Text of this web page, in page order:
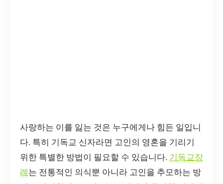
사랑하는 이를 잃는 것은 누구에게나 힘든 일입니
다. 특히 기독교 신자라면 고인의 영혼을 기리기
위한 특별한 방법이 필요할 수 있습니다. 기독교장
례 는 전통적인 의식뿐 아니라 고인을 추모하는 방